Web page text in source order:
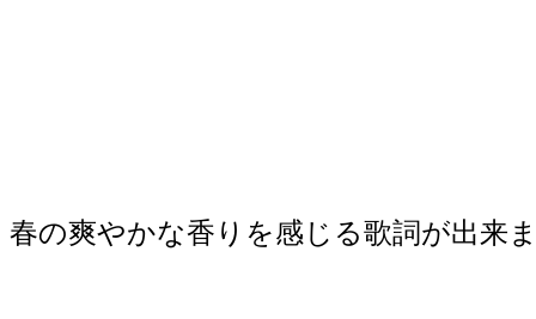
春の爽やかな香りを感じる歌詞が出来